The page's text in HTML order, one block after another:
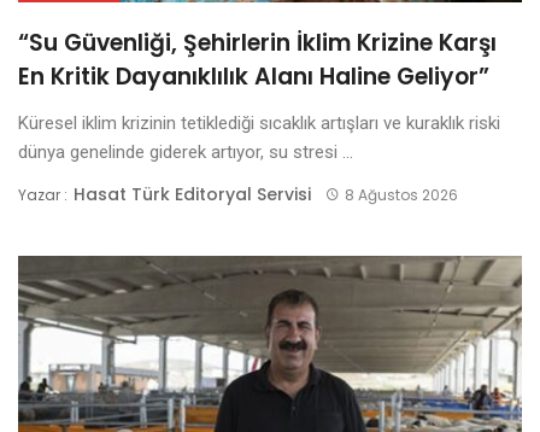
“Su Güvenliği, Şehirlerin İklim Krizine Karşı
En Kritik Dayanıklılık Alanı Haline Geliyor”
Küresel iklim krizinin tetiklediği sıcaklık artışları ve kuraklık riski
dünya genelinde giderek artıyor, su stresi ...
Yazar : Hasat Türk Editoryal Servisi 8 Ağustos 2026